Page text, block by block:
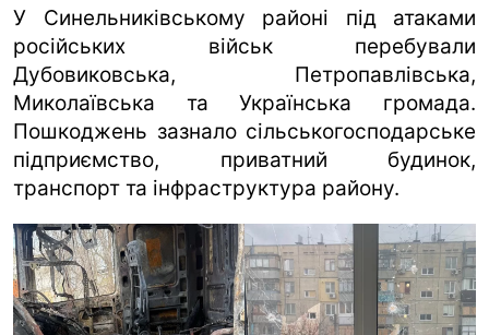
У Синельниківському районі під атаками
російських військ перебували
Дубовиковська, Петропавлівська,
Миколаївська та Українська громада.
Пошкоджень зазнало сільськогосподарське
підприємство, приватний будинок,
транспорт та інфраструктура району.